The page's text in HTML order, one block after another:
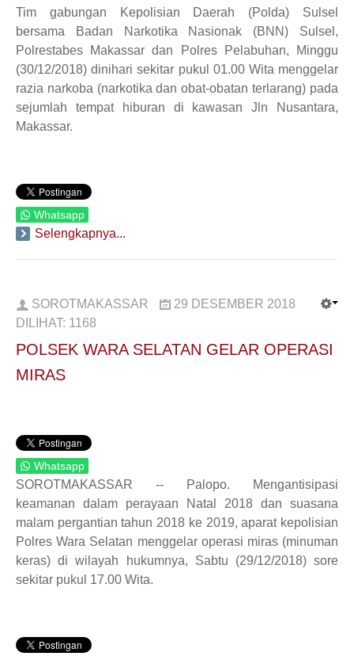
Tim gabungan Kepolisian Daerah (Polda) Sulsel
bersama Badan Narkotika Nasionak (BNN) Sulsel,
Polrestabes Makassar dan Polres Pelabuhan, Minggu
(30/12/2018) dinihari sekitar pukul 01.00 Wita menggelar
razia narkoba (narkotika dan obat-obatan terlarang) pada
sejumlah tempat hiburan di kawasan Jln Nusantara,
Makassar.
Whatsapp
Selengkapnya...
SOROTMAKASSAR
29 DESEMBER 2018
DILIHAT: 1168
POLSEK WARA SELATAN GELAR OPERASI
MIRAS
Whatsapp
SOROTMAKASSAR -- Palopo. Mengantisipasi
keamanan dalam perayaan Natal 2018 dan suasana
malam pergantian tahun 2018 ke 2019, aparat kepolisian
Polres Wara Selatan menggelar operasi miras (minuman
keras) di wilayah hukumnya, Sabtu (29/12/2018) sore
sekitar pukul 17.00 Wita.